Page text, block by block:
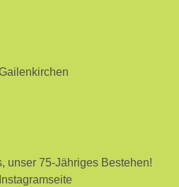
unser 75-Jähriges Bestehen!